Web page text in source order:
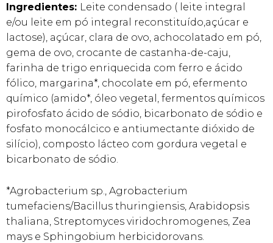
Ingredientes: Leite condensado ( leite integral
e/ou leite em pó integral reconstituído,açúcar e
lactose), açúcar, clara de ovo, achocolatado em pó,
gema de ovo, crocante de castanha-de-caju,
farinha de trigo enriquecida com ferro e ácido
fólico, margarina*, chocolate em pó, efermento
químico (amido*, óleo vegetal, fermentos químicos
pirofosfato ácido de sódio, bicarbonato de sódio e
fosfato monocálcico e antiumectante dióxido de
silício), composto lácteo com gordura vegetal e
bicarbonato de sódio.
*Agrobacterium sp., Agrobacterium
tumefaciens/Bacillus thuringiensis, Arabidopsis
thaliana, Streptomyces viridochromogenes, Zea
mays e Sphingobium herbicidorovans.